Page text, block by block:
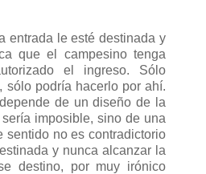
entrada le esté destinada y
que el campesino tenga
el ingreso. Sólo
sólo podría hacerlo por ahí.
de un diseño de la
imposible, sino de una
sentido no es contradictorio
y nunca alcanzar la
destino, por muy irónico